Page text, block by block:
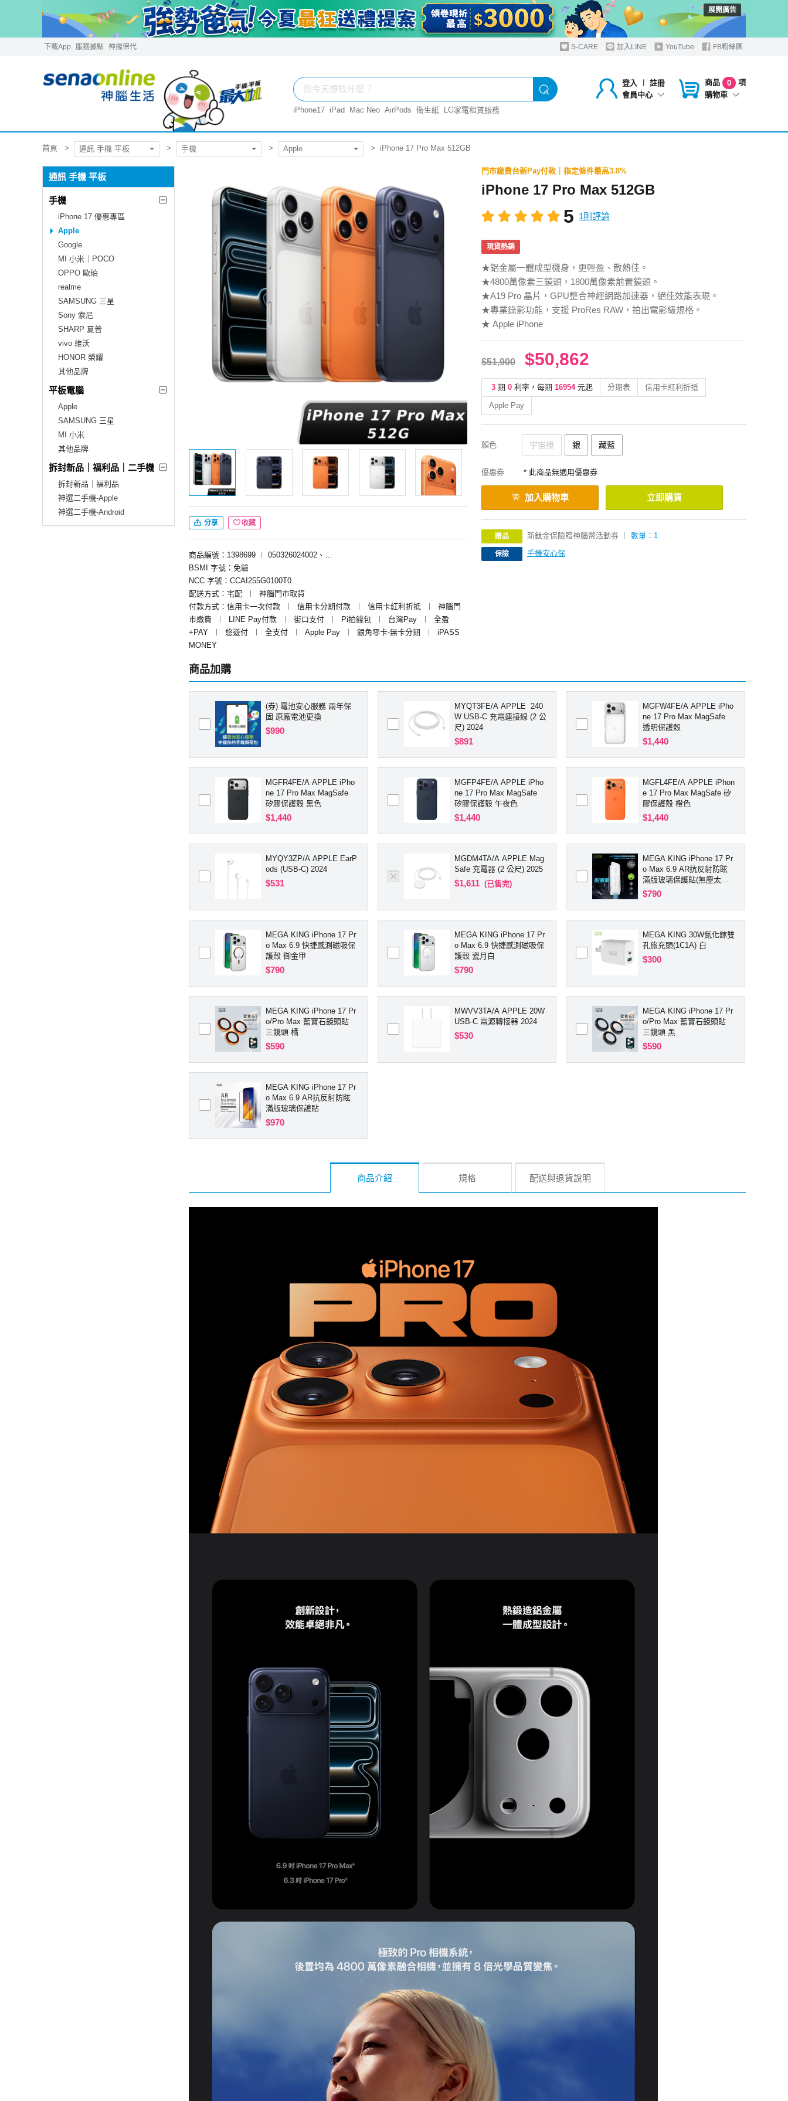
展開廣告
下載App 服務據點 神揚保代 S-CARE 加入LINE YouTube FB粉絲團
登入 ︱
註冊
會員中心
商品 0
項
購物車
iPhone17 iPad Mac Neo AirPods 衛生紙 LG家電租賃服務
首頁 通訊 手機 平板 手機 Apple iPhone 17 Pro Max 512GB
通訊 手機 平板
手機
iPhone 17 優惠專區
Apple
Google
MI 小米｜POCO
OPPO 歐珀
realme
SAMSUNG 三星
Sony 索尼
SHARP 夏普
vivo 維沃
HONOR 榮耀
其他品牌
平板電腦
Apple
SAMSUNG 三星
MI 小米
其他品牌
拆封新品｜福利品｜二手機
拆封新品｜福利品
神選二手機-Apple
神選二手機-Android
分享 收藏
商品編號：1398699 ︱
BSMI 字號：免驗
NCC 字號：CCAI255G0100T0
配送方式：宅配
︱
神腦門市取貨
付款方式：信用卡一次付款
︱ 信用卡分期付款 ︱ 信用卡紅利折抵 ︱
神腦門
市繳費
︱ LINE Pay付款 ︱ 街口支付 ︱ Pi拍錢包 ︱ 台灣Pay ︱
全盈
+PAY
︱ 悠遊付 ︱ 全支付 ︱ Apple Pay ︱ 銀角零卡-無卡分期 ︱
iPASS
MONEY
門市繳費台新Pay付款｜指定條件最高3.8%
iPhone 17 Pro Max 512GB
5 1則評論
現貨熱銷
★鋁金屬一體成型機身，更輕盈、散熱佳。
★4800萬像素三鏡頭，1800萬像素前置鏡頭。
★A19 Pro 晶片，GPU整合神經網路加速器，絕佳效能表現。
★專業錄影功能，支援 ProRes RAW，拍出電影級規格。
★ Apple iPhone
$51,900 $50,862
3 期 0 利率，每期 16954 元起 分期表 信用卡紅利折抵
Apple Pay
顏色 宇宙橙 銀 藏藍
優惠券 * 此商品無適用優惠券
加入購物車 立即購買
贈品 新鈦金保險贈神腦幣活動券 ︱ 數量：1
保險 手機安心保
商品加購
(券) 電池安心服務 兩年保
固 原廠電池更換
$990
MYQT3FE/A APPLE 240
W USB-C 充電連接線 (2 公
尺) 2024
$891
MGFW4FE/A APPLE iPho
ne 17 Pro Max MagSafe
透明保護殼
$1,440
MGFR4FE/A APPLE iPho
ne 17 Pro Max MagSafe
矽膠保護殼 黑色
$1,440
MGFP4FE/A APPLE iPho
ne 17 Pro Max MagSafe
矽膠保護殼 午夜色
$1,440
MGFL4FE/A APPLE iPhon
e 17 Pro Max MagSafe 矽
膠保護殼 橙色
$1,440
MYQY3ZP/A APPLE EarP
ods (USB-C) 2024
$531
MGDM4TA/A APPLE Mag
Safe 充電器 (2 公尺) 2025
$1,611 (已售完)
MEGA KING iPhone 17 Pr
o Max 6.9 AR抗反射防眩
滿版玻璃保護貼(無塵太空
艙貼膜神器)
$790
MEGA KING iPhone 17 Pr
o Max 6.9 快捷感測磁吸保
護殼 御金甲
$790
MEGA KING iPhone 17 Pr
o Max 6.9 快捷感測磁吸保
護殼 瓷月白
$790
MEGA KING 30W氮化鎵雙
孔旅充頭(1C1A) 白
$300
MEGA KING iPhone 17 Pr
o/Pro Max 藍寶石鏡頭貼
三鏡頭 橘
$590
MWVV3TA/A APPLE 20W
USB-C 電源轉接器 2024
$530
MEGA KING iPhone 17 Pr
o/Pro Max 藍寶石鏡頭貼
三鏡頭 黑
$590
MEGA KING iPhone 17 Pr
o Max 6.9 AR抗反射防眩
滿版玻璃保護貼
$970
商品介紹 規格 配送與退貨說明